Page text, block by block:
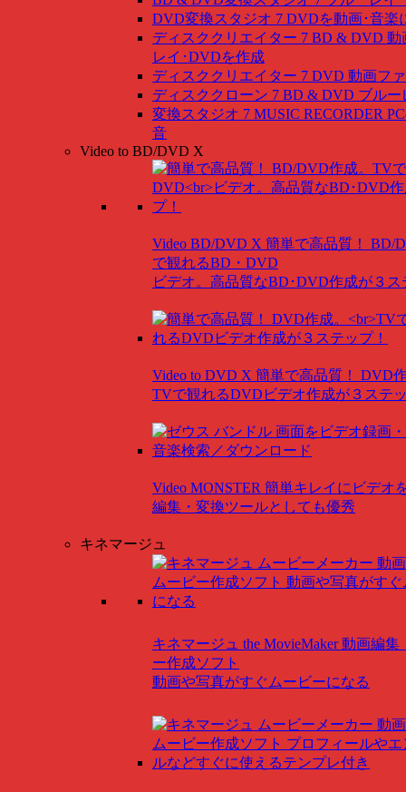
DVD変換スタジオ 7 DVDを動画･音楽
ディスククリエイター 7 BD & DVD 動
レイ･DVDを作成
ディスククリエイター 7 DVD 動画フ
ディスククローン 7 BD & DVD ブルー
変換スタジオ 7 MUSIC RECORDER
音
Video to BD/DVD X
Video BD/DVD X 簡単で高品質！ BD/
で観れるBD・DVD
ビデオ。高品質なBD･DVD作成が３ス
Video to DVD X 簡単で高品質！ DVD
TVで観れるDVDビデオ作成が３ステ
Video MONSTER 簡単キレイにビデオ
編集・変換ツールとしても優秀
キネマージュ
キネマージュ the MovieMaker 動画編集
ー作成ソフト
動画や写真がすぐムービーになる